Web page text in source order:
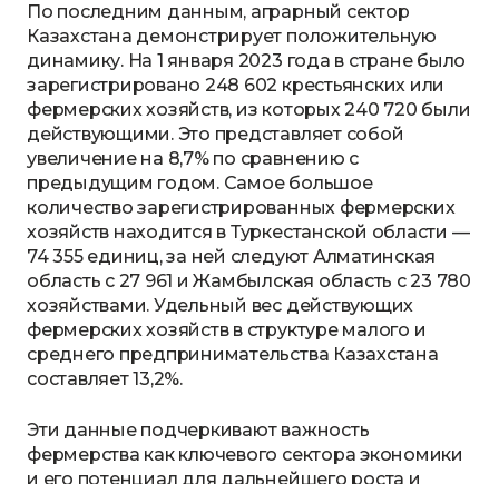
По последним данным, аграрный сектор
Казахстана демонстрирует положительную
динамику. На 1 января 2023 года в стране было
зарегистрировано 248 602 крестьянских или
фермерских хозяйств, из которых 240 720 были
действующими. Это представляет собой
увеличение на 8,7% по сравнению с
предыдущим годом. Самое большое
количество зарегистрированных фермерских
хозяйств находится в Туркестанской области —
74 355 единиц, за ней следуют Алматинская
область с 27 961 и Жамбылская область с 23 780
хозяйствами. Удельный вес действующих
фермерских хозяйств в структуре малого и
среднего предпринимательства Казахстана
составляет 13,2%.
Эти данные подчеркивают важность
фермерства как ключевого сектора экономики
и его потенциал для дальнейшего роста и